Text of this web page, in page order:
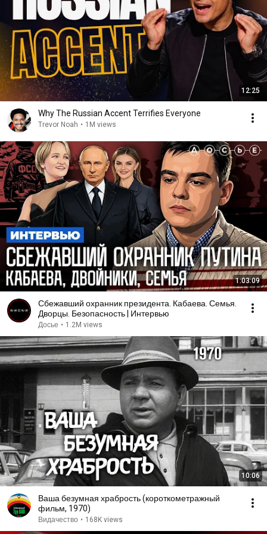
12:25
Why The Russian Accent Terrifies Everyone
Trevor Noah • 1M views
1:03:09
Сбежавший охранник президента. Кабаева. Семья.
Дворцы. Безопасность | Интервью
Досье • 1.2M views
10:06
Ваша безумная храбрость (короткометражный
фильм, 1970)
Видачество • 168K views